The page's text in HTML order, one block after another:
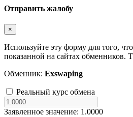
Отправить жалобу
×
Используйте эту форму для того,
показанной на сайтах обменников.
Обменник: Exswaping
Реальный курс обмена
Заявленное значение: 1.0000